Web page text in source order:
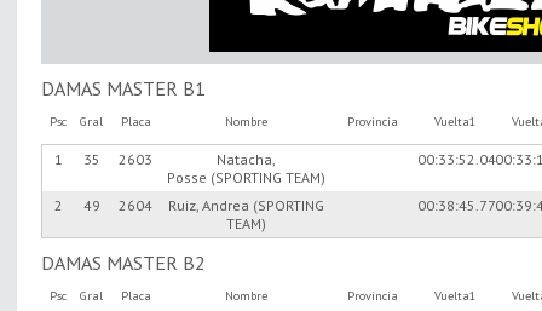
DAMAS MASTER B1
Psc Gral Placa Nombre Provincia Vuelta1
1 35 2603
Natacha,
Posse (SPORTING TEAM)
00:33:52.04
2 49 2604
Ruiz, Andrea (SPORTING
TEAM)
00:38:45.77
DAMAS MASTER B2
Psc Gral Placa Nombre Provincia Vuelta1